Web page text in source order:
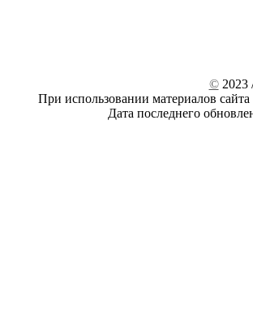
©2023
При использовании материалов
Дата последнего